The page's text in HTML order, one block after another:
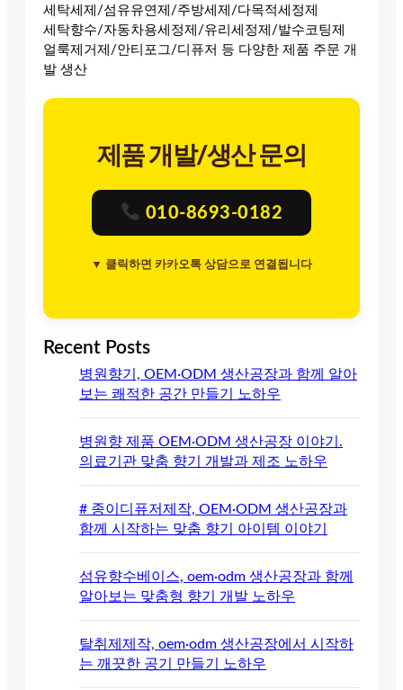
세탁세제/섬유유연제/주방세제/다목적세정제
세탁향수/자동차용세정제/유리세정제/발수코팅제
얼룩제거제/안티포그/디퓨저 등 다양한 제품 주문 개
발 생산
제품 개발/생산 문의
010-8693-0182
▼ 클릭하면 카카오톡 상담으로 연결됩니다
Recent Posts
병원향기, OEM·ODM 생산공장과 함께 알아
보는 쾌적한 공간 만들기 노하우
병원향 제품 OEM·ODM 생산공장 이야기.
의료기관 맞춤 향기 개발과 제조 노하우
# 종이디퓨저제작, OEM·ODM 생산공장과
함께 시작하는 맞춤 향기 아이템 이야기
섬유향수베이스, oem·odm 생산공장과 함께
알아보는 맞춤형 향기 개발 노하우
탈취제제작, oem·odm 생산공장에서 시작하
는 깨끗한 공기 만들기 노하우